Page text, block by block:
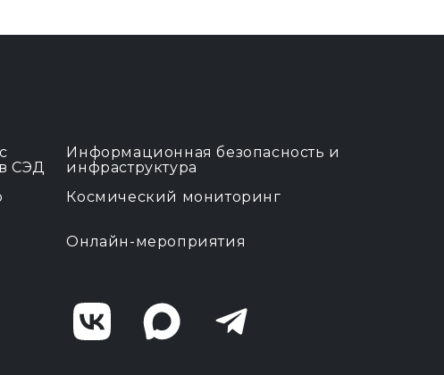
СЭД
Информационная безопасность и
инфраструктура
Космический мониторинг
Онлайн-мероприятия